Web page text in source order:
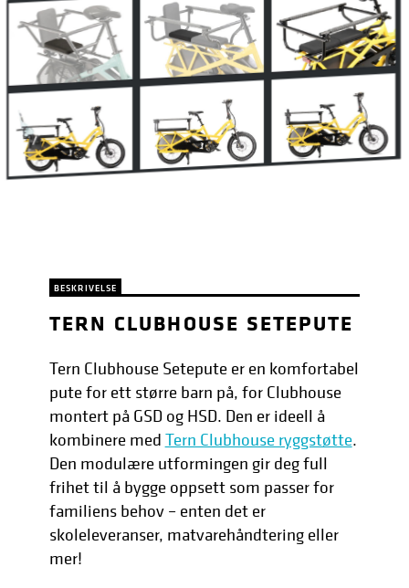
BESKRIVELSE
TERN CLUBHOUSE SETEPUTE
Tern Clubhouse Setepute er en komfortabel
pute for ett større barn på, for Clubhouse
montert på GSD og HSD. Den er ideell å
kombinere med Tern Clubhouse ryggstøtte.
Den modulære utformingen gir deg full
frihet til å bygge oppsett som passer for
familiens behov – enten det er
skoleleveranser, matvarehåndtering eller
mer!